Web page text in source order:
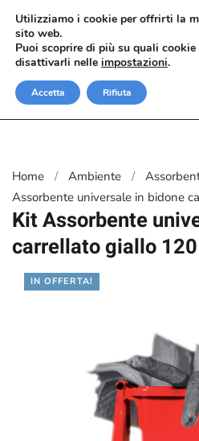
Passa al contenuto
Home Ambiente
Assorbente universale in bidone
Kit Assorbente
carrellato giallo
IN OFFERTA!
Utilizziamo i cookie per offrirti la
sito web.
Puoi scoprire di più su quali
disattivarli nelle impostazioni.
Accetta Rifiuta